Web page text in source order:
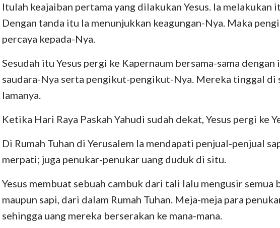
Maleakhi
Itulah keajaiban pertama yang dilakukan Yesus. Ia melakukan
Dengan tanda itu Ia menunjukkan keagungan-Nya. Maka
percaya kepada-Nya.
Sesudah itu Yesus pergi ke Kapernaum bersama-sama dengan
saudara-Nya serta pengikut-pengikut-Nya. Mereka tinggal di
lamanya.
Ketika Hari Raya Paskah Yahudi sudah dekat, Yesus pergi ke
Di Rumah Tuhan di Yerusalem Ia mendapati penjual-penjual
merpati; juga penukar-penukar uang duduk di situ.
Yesus membuat sebuah cambuk dari tali lalu mengusir
maupun sapi, dari dalam Rumah Tuhan. Meja-meja para
sehingga uang mereka berserakan ke mana-mana.